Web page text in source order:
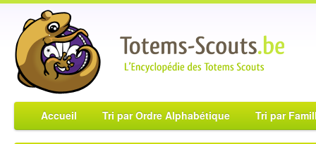
Accueil Tri par Ordre Alphabétique Tri par